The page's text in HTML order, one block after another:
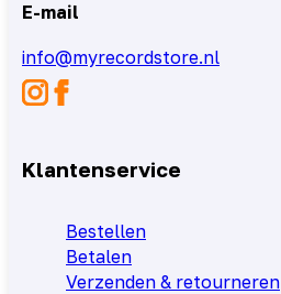
E-mail
info@myrecordstore.nl
Klantenservice
Bestellen
Betalen
Verzenden & retourneren